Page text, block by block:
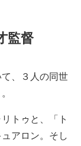
監督
、３人の同世
トゥと、「ト
アロン。そし